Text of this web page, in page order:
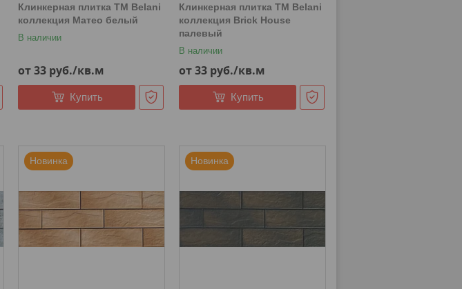
Клинкерная плитка ТМ Belani
коллекция Матео белый
В наличии
от 33 руб./кв.м
Купить
Клинкерная плитка ТМ Belani
коллекция Brick House
палевый
В наличии
от 33 руб./кв.м
Купить
Новинка Новинка